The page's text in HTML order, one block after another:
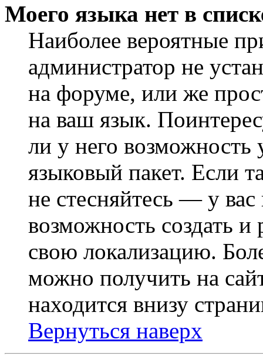
Моего языка нет в
Наиболее вероятные
администратор не
на форуме, или же
на ваш язык.
ли у него
языковый пакет. Если
не стесняйтесь — у вас
возможность создать
свою локализацию.
можно получить на
находится внизу
Вернуться наверх